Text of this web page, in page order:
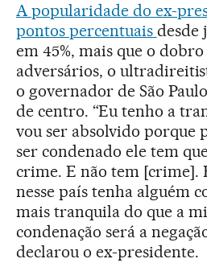
A popularidade do ex-
pontos percentuais desde
em 45%, mais que o
adversários, o
o governador de São
de centro. “Eu tenho a
vou ser absolvido porque
ser condenado ele tem
crime. E não tem [crime].
nesse país tenha alguém
mais tranquila do que a
condenação será a
declarou o ex-presidente.